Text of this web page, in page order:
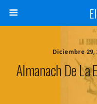
Diciembre 29,
Almanach De La